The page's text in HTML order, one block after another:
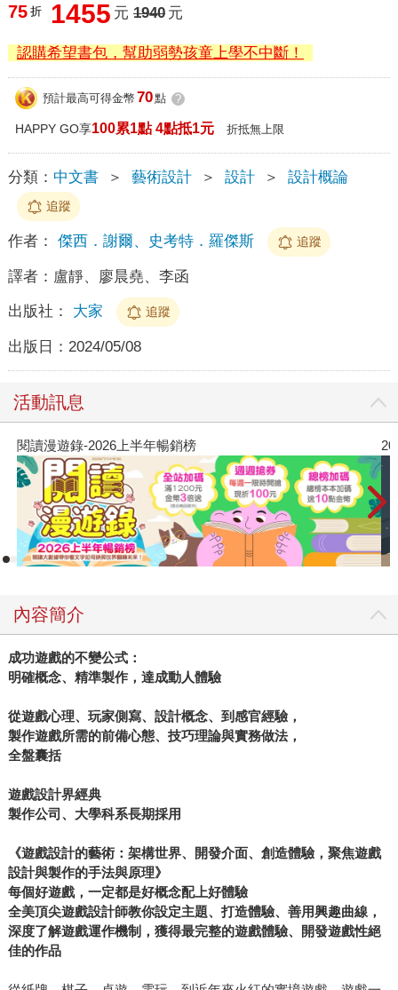
75 折 1455 元 1940 元
認購希望書包，幫助弱勢孩童上學不中斷！
預計最高可得金幣 70點 ?
HAPPY GO享100累1點 4點抵1元 折抵無上限
分類： 中文書 ＞ 藝術設計 ＞ 設計 ＞ 設計概論
追蹤
作者： 傑西．謝爾、史考特．羅傑斯 追蹤
譯者： 盧靜、廖晨堯、李函
出版社： 大家 追蹤
出版日： 2024/05/08
活動訊息
閱讀漫遊錄-2026上半年暢銷榜
內容簡介
成功遊戲的不變公式：
明確概念、精準製作，達成動人體驗
從遊戲心理、玩家側寫、設計概念、到感官經驗，
製作遊戲所需的前備心態、技巧理論與實務做法，
全盤囊括
遊戲設計界經典
製作公司、大學科系長期採用
《遊戲設計的藝術：架構世界、開發介面、創造體驗，聚焦遊戲
設計與製作的手法與原理》
每個好遊戲，一定都是好概念配上好體驗
全美頂尖遊戲設計師教你設定主題、打造體驗、善用興趣曲線，
深度了解遊戲運作機制，獲得最完整的遊戲體驗、開發遊戲性絕
佳的作品